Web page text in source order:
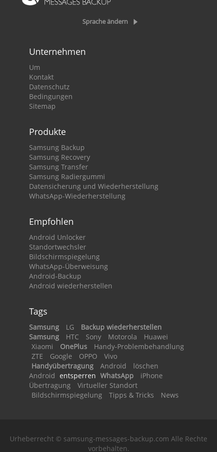
Sprache ändern
Unternehmen
Um
Kontakt
Datenschutz
Bedingungen
Sitemap
Produkte
Samsung Backup
Samsung Recovery
Samsung Transfer
Samsung Radiergummi
Datensicherung und Wiederherstellung
WhatsApp-Wiederherstellung
Empfohlen
Android Unlocker
Standortwechsler
Bildschirmspiegelung
WhatsApp-Überweisung
Android-Backup
Android wiederherstellen
Tags
Samsung LG
Backup wiederherstellen
Samsung
HTC Sony Motorola
Huawei
Xiaomi
OnePlus
Handy-Problembehandlung
ZTE
Google OPPO
Vivo
Handyübertragung
Android
löschen
Android entsperren WhatsApp
iPhone
Übertragung
Virtueller Standort
Bildschirmspiegelung
Tipps & Tricks News
Urheberrecht © samsung-messages-backup.com Alle Rechte
vorbehalten.